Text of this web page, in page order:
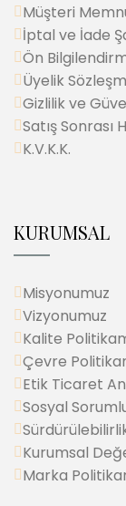
Müşteri
İptal ve İade
Ön
Üyelik
Gizlilik ve
Satış Sonrası
K.V.K.K.
KURUMSAL
Misyonumuz
Vizyonumuz
Kalite
Çevre
Etik Ticaret
Sosyal
Kurumsal
Marka